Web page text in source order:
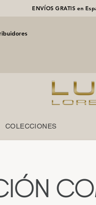
ENVÍOS GRATIS en
COLECCIONES